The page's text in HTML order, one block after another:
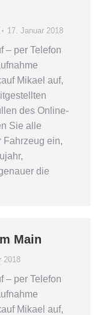
17. Januar 2018
– per Telefon
Mikael auf,
des Online-
Sie alle
Fahrzeug ein,
die
Main
2018
– per Telefon
Mikael auf,